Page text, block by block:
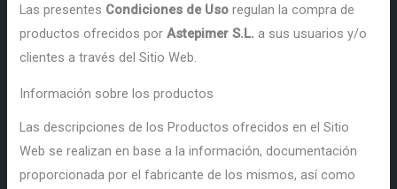
Las presentes Condiciones de Uso regulan la compra de
productos ofrecidos porAstepimer S.L. a sus usuarios y/o
clientes a través del Sitio Web.
Información sobre los productos
Las descripciones de los Productos ofrecidos en el Sitio
Web se realizan en base a la información, documentación
proporcionada por el fabricante de los mismos, así como